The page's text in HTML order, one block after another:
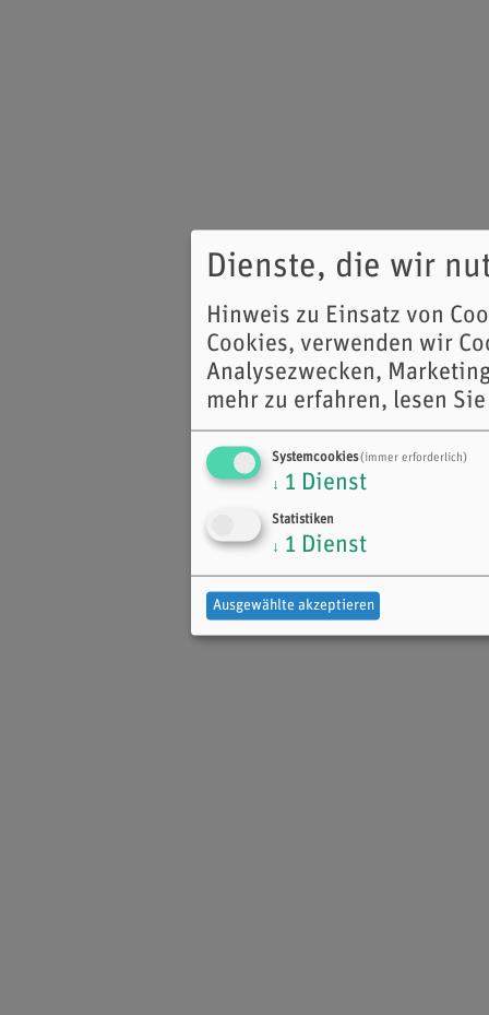
Dienste, die wir
Hinweis zu Einsatz von
Cookies, verwenden wir
Analysezwecken,
mehr zu erfahren, lesen
Systemcookies(immer erforderlich)
↓ 1 Dienst
Statistiken
↓ 1 Dienst
Ausgewählte akzeptieren